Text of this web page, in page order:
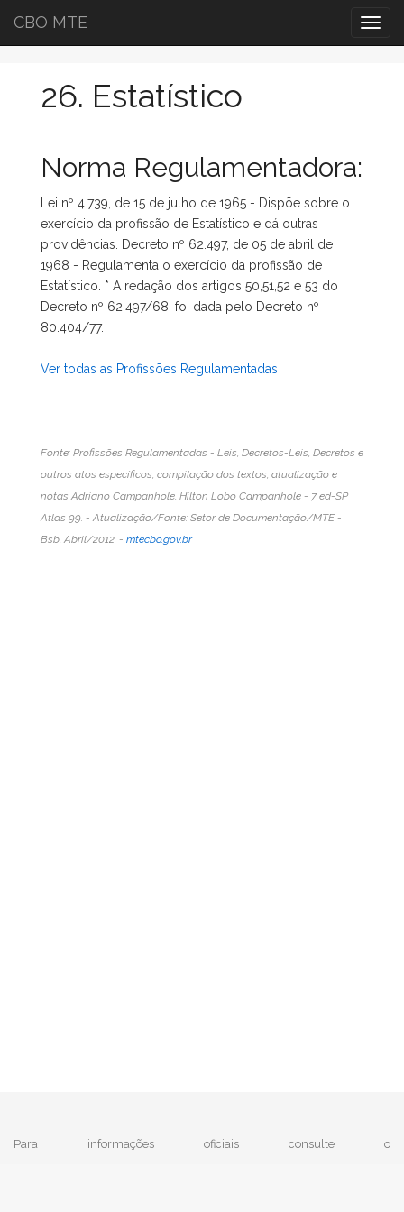
CBO MTE
26. Estatístico
Norma Regulamentadora:
Lei nº 4.739, de 15 de julho de 1965 - Dispõe sobre o
exercício da profissão de Estatístico e dá outras
providências. Decreto nº 62.497, de 05 de abril de
1968 - Regulamenta o exercício da profissão de
Estatístico. * A redação dos artigos 50,51,52 e 53 do
Decreto nº 62.497/68, foi dada pelo Decreto nº
80.404/77.
Ver todas as Profissões Regulamentadas
Fonte: Profissões Regulamentadas - Leis, Decretos-Leis, Decretos e
outros atos específicos, compilação dos textos, atualização e
notas Adriano Campanhole, Hilton Lobo Campanhole - 7 ed-SP
Atlas 99. - Atualização/Fonte: Setor de Documentação/MTE -
Bsb, Abril/2012. - mtecbo.gov.br
Para informações oficiais consulte o